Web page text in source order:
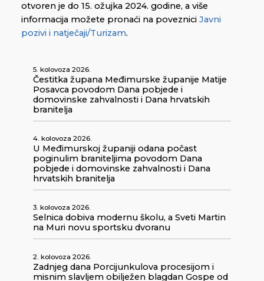
otvoren je do 15. ožujka 2024. godine, a više
informacija možete pronaći na poveznici Javni
pozivi i natječaji/Turizam.
5. kolovoza 2026.
Čestitka župana Međimurske županije Matije
Posavca povodom Dana pobjede i
domovinske zahvalnosti i Dana hrvatskih
branitelja
4. kolovoza 2026.
U Međimurskoj županiji odana počast
poginulim braniteljima povodom Dana
pobjede i domovinske zahvalnosti i Dana
hrvatskih branitelja
3. kolovoza 2026.
Selnica dobiva modernu školu, a Sveti Martin
na Muri novu sportsku dvoranu
2. kolovoza 2026.
Zadnjeg dana Porcijunkulova procesijom i
misnim slavljem obilježen blagdan Gospe od